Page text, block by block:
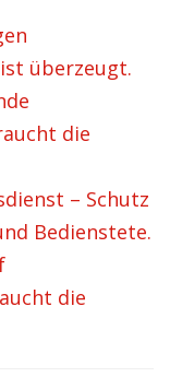
überzeugt.
die
– Schutz
Bedienstete.
die